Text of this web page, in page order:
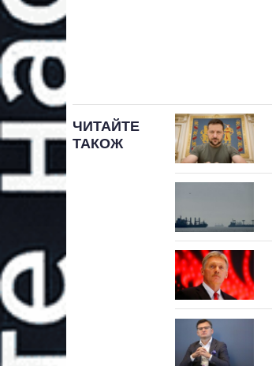
ЧИТАЙТЕ
ТАКОЖ